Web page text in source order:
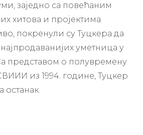
заједно са повећаним
хитова и пројектима
покренули су Туцкера да
уметница у
представом о полувремену
из 1994. године, Туцкер
останак.